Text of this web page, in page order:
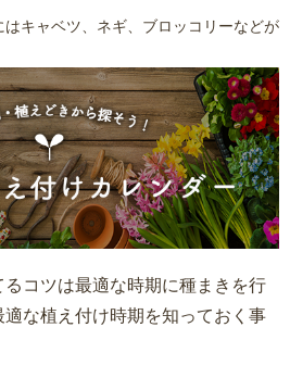
キャベツ、ネギ、ブロッコリーなどが
コツは最適な時期に種まきを行
な植え付け時期を知っておく事